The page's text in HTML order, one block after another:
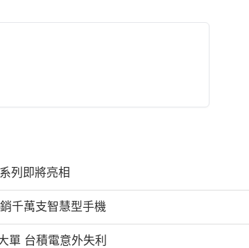
列即將亮相
千萬支智慧型手機
單 台積電意外失利